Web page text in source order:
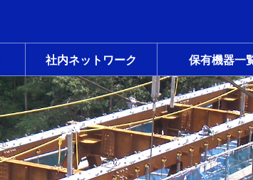
社内ネットワーク 保有機器一